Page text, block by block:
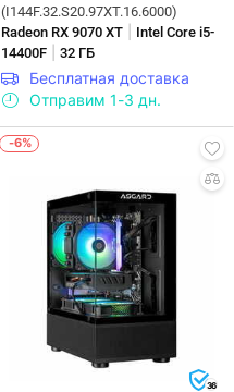
(I144F.32.S20.97XT.16.6000)
Radeon RX 9070 XT
Intel Core i5-
14400F
32 ГБ
Бесплатная доставка
Отправим 1-3 дн.
-6%
36